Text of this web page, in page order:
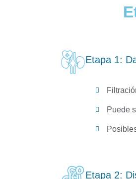
Etapa 1:
Puede
Etapa 2: